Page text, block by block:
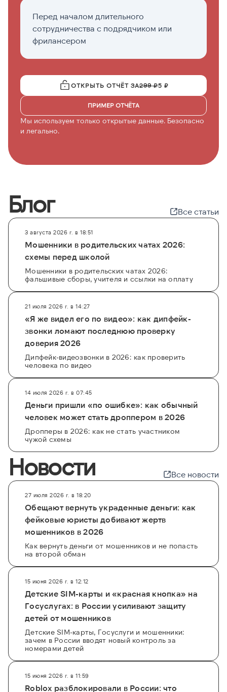
Перед началом длительного
сотрудничества с подрядчиком или
фрилансером
ОТКРЫТЬ ОТЧЁТ ЗА299 ₽5 ₽
ПРИМЕР ОТЧЁТА
Мы используем только открытые данные. Безопасно
и легально.
Блог Все статьи
3 августа 2026 г. в 18:51
Мошенники в родительских чатах 2026:
схемы перед школой
Мошенники в родительских чатах 2026:
фальшивые сборы, учителя и ссылки на оплату
21 июля 2026 г. в 14:27
«Я же видел его по видео»: как дипфейк-
звонки ломают последнюю проверку
доверия 2026
Дипфейк-видеозвонки в 2026: как проверить
человека по видео
14 июля 2026 г. в 07:45
Деньги пришли «по ошибке»: как обычный
человек может стать дроппером в 2026
Дропперы в 2026: как не стать участником
чужой схемы
Новости Все новости
27 июля 2026 г. в 18:20
Обещают вернуть украденные деньги: как
фейковые юристы добивают жертв
мошенников в 2026
Как вернуть деньги от мошенников и не попасть
на второй обман
15 июня 2026 г. в 12:12
Детские SIM-карты и «красная кнопка» на
Госуслугах: в России усиливают защиту
детей от мошенников
Детские SIM-карты, Госуслуги и мошенники:
зачем в России вводят новый контроль за
номерами детей
15 июня 2026 г. в 11:59
Roblox разблокировали в России: что